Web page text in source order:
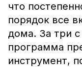
что
порядок все
дома. За три
программа
инструмент,